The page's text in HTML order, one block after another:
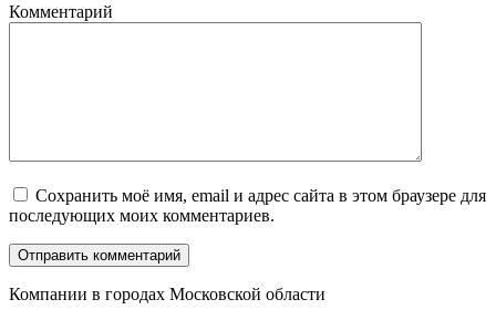
Комментарий
Сохранить моё имя, email и адрес сайта в этом браузере для
последующих моих комментариев.
Компании в городах Московской области